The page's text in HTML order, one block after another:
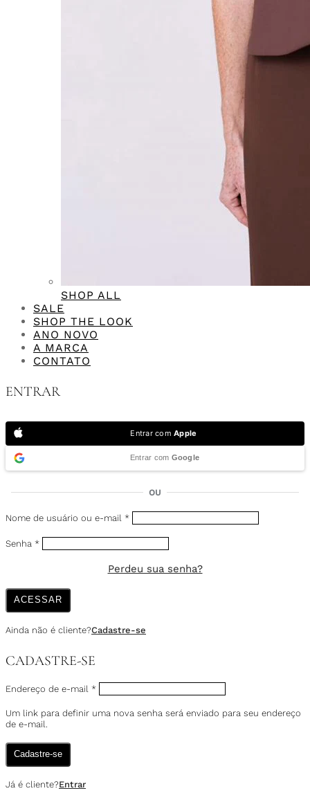
SHOP ALL
SALE
SHOP THE LOOK
ANO NOVO
A MARCA
CONTATO
ENTRAR
Entrar comApple
Entrar com Google
OU
Nome de usuário ou e-mail *
Senha *
Perdeu sua senha?
ACESSAR
Ainda não é cliente?Cadastre-se
CADASTRE-SE
Endereço de e-mail *
Um link para definir uma nova senha será enviado para seu endereço
de e-mail.
Cadastre-se
Já é cliente?Entrar